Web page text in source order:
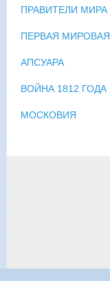
ПРАВИТЕЛИ МИРА
ПЕРВАЯ МИРОВАЯ
АПСУАРА
ВОЙНА 1812 ГОДА
МОСКОВИЯ